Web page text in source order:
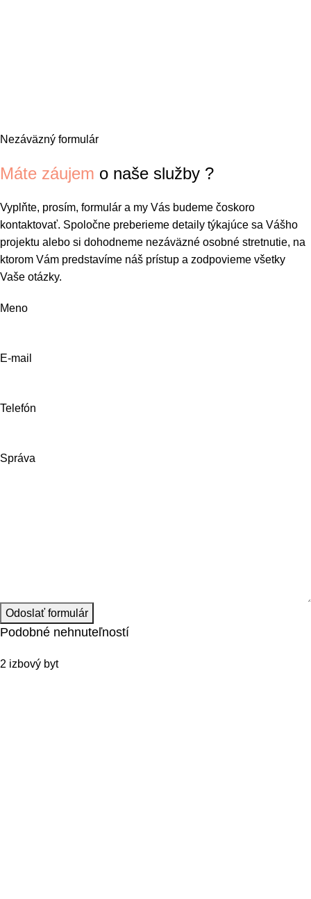
Nezáväzný formulár
Máte záujem o naše služby ?
Vyplňte, prosím, formulár a my Vás budeme čoskoro
kontaktovať. Spoločne preberieme detaily týkajúce sa Vášho
projektu alebo si dohodneme nezáväzné osobné stretnutie, na
ktorom Vám predstavíme náš prístup a zodpovieme všetky
Vaše otázky.
Meno
E-mail
Telefón
Správa
Odoslať formulár
Podobné nehnuteľností
2 izbový byt